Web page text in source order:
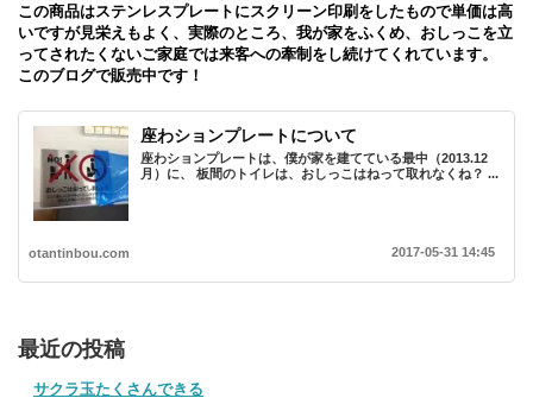
この商品はステンレスプレートにスクリーン印刷をしたもので単価は高
いですが見栄えもよく、実際のところ、我が家をふくめ、おしっこを立
ってされたくないご家庭では来客への牽制をし続けてくれています。
このブログで販売中です！
座わションプレートについて
座わションプレートは、僕が家を建てている最中（2013.12
月）に、 板間のトイレは、おしっこはねって取れなくね？ ...
otantinbou.com 2017-05-31 14:45
最近の投稿
サクラ玉たくさんできる